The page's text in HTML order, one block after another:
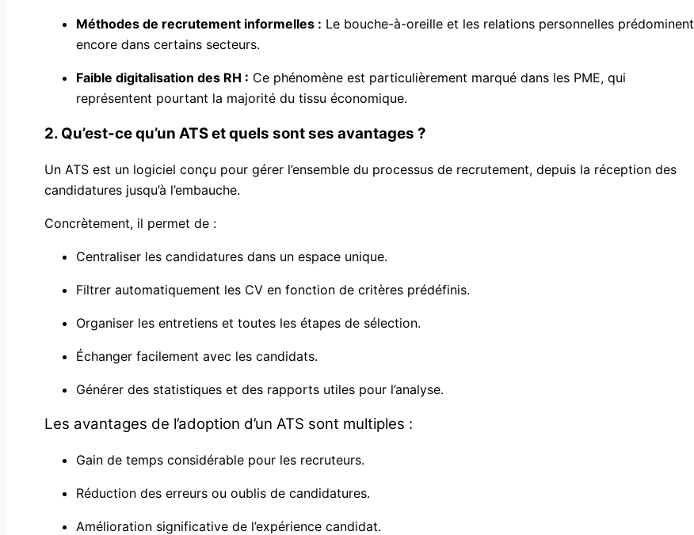
Méthodes de recrutement informelles : Le bouche-à-oreille et les relations personnelles prédominent
encore dans certains secteurs.
Faible digitalisation des RH : Ce phénomène est particulièrement marqué dans les PME, qui
représentent pourtant la majorité du tissu économique.
2. Qu’est-ce qu’un ATS et quels sont ses avantages ?
Un ATS est un logiciel conçu pour gérer l’ensemble du processus de recrutement, depuis la réception des
candidatures jusqu’à l’embauche.
Concrètement, il permet de :
Centraliser les candidatures dans un espace unique.
Filtrer automatiquement les CV en fonction de critères prédéfinis.
Organiser les entretiens et toutes les étapes de sélection.
Échanger facilement avec les candidats.
Générer des statistiques et des rapports utiles pour l’analyse.
Les avantages de l’adoption d’un ATS sont multiples :
Gain de temps considérable pour les recruteurs.
Réduction des erreurs ou oublis de candidatures.
Amélioration significative de l’expérience candidat.